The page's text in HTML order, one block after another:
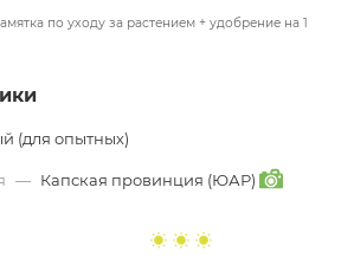
по уходу за растением + удобрение на 1
(для опытных)
— Капская провинция (ЮАР)